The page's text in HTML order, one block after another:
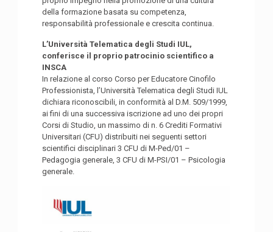
della formazione basata su competenza,
responsabilità professionale e crescita continua.
L’Università Telematica degli Studi IUL,
conferisce il proprio patrocinio scientifico a
INSCA
In relazione al corso Corso per Educatore Cinofilo
Professionista, l’Università Telematica degli Studi IUL
dichiara riconoscibili, in conformità al D.M. 509/1999,
ai fini di una successiva iscrizione ad uno dei propri
Corsi di Studio, un massimo di n. 6 Crediti Formativi
Universitari (CFU) distribuiti nei seguenti settori
scientifici disciplinari 3 CFU di M-Ped/01 –
Pedagogia generale, 3 CFU di M-PSI/01 – Psicologia
generale.